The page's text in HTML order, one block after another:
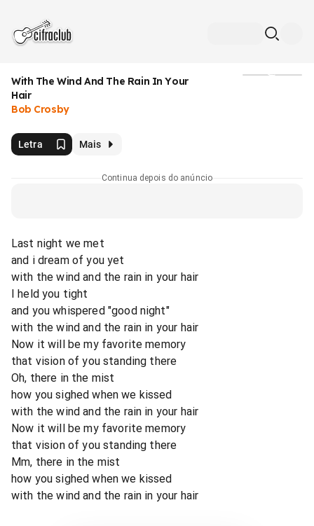
With The Wind And The Rain In Your
Hair
Bob Crosby
Letra Mais
Continua depois do anúncio
Last night we met
and i dream of you yet
with the wind and the rain in your hair
I held you tight
and you whispered "good night"
with the wind and the rain in your hair
Now it will be my favorite memory
that vision of you standing there
Oh, there in the mist
how you sighed when we kissed
with the wind and the rain in your hair
Now it will be my favorite memory
that vision of you standing there
Mm, there in the mist
how you sighed when we kissed
with the wind and the rain in your hair